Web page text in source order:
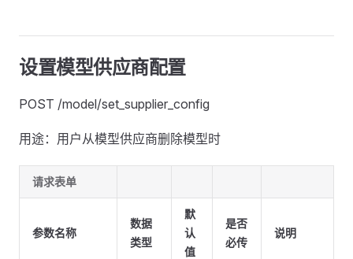
设置模型供应商配置
POST /model/set_supplier_config
用途：用户从模型供应商删除模型时
请求表单
参数名称
数据
类型
默
认
值
是否
必传
说明